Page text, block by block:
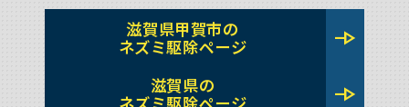
滋賀県甲賀市の
ネズミ駆除ページ
line_end_arrow
滋賀県の
line_end_arrow